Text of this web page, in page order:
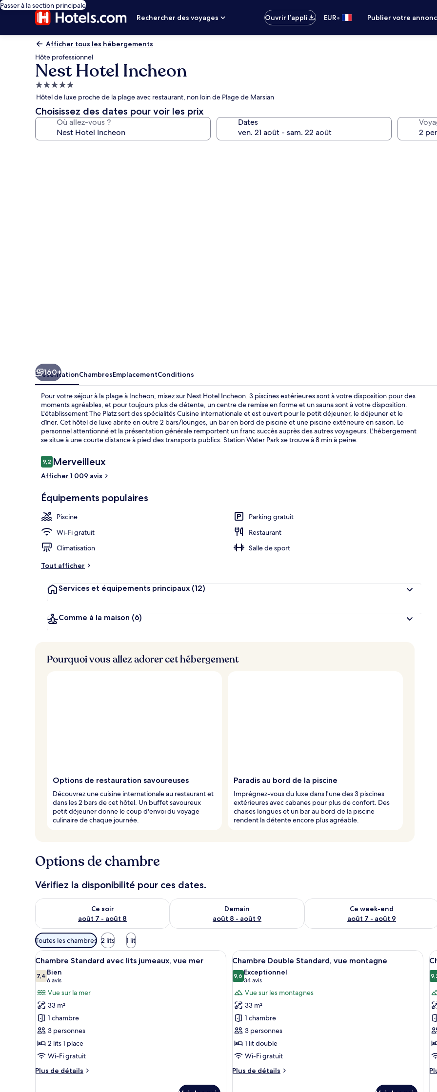
Passer à la section principale
Rechercher des voyages
Ouvrir l’appli EUR• Publier votre
Afficher tous les hébergements
Hôte professionnel
Nest Hotel Incheon
Hébergement
5.0 étoiles
Hôtel de luxe proche de la plage avec restaurant, non loin de Plage de Marsian
Choisissez des dates pour voir les prix
Où allez-vous ? Dates
Extérieur
160+
PrésentationChambresEmplacementConditions
Pour votre séjour à la plage à Incheon, misez sur Nest Hotel Incheon. 3 piscines extérieures sont à votre disposition pour des
moments agréables, et pour toujours plus de détente, un centre de remise en forme et un sauna sont à votre disposition.
L'établissement The Platz sert des spécialités Cuisine internationale et est ouvert pour le petit déjeuner, le déjeuner et le
dîner. Cet hôtel de luxe abrite en outre 2 bars/lounges, un bar en bord de piscine et une piscine extérieure en saison. Le
personnel attentionné et la présentation générale remportent un franc succès auprès des autres voyageurs. L'hébergement
se situe à une courte distance à pied des transports publics. Station Water Park se trouve à 8 min à peine.
Avis
voyageurs
9,29,2 sur 10
Merveilleux
Afficher 1 009 avis
Équipements populaires
Piscine
Parking gratuit
Wi-Fi gratuit
Restaurant
Climatisation
Salle de sport
Tout afficher
Services et équipements principaux (12)
Comme à la maison (6)
Pourquoi vous allez adorer cet hébergement
Options de restauration savoureuses
Découvrez une cuisine internationale au restaurant et
dans les 2 bars de cet hôtel. Un buffet savoureux
petit déjeuner donne le coup d'envoi du voyage
culinaire de chaque journée.
Paradis au bord de la piscine
Imprégnez-vous du luxe dans l'une des 3 piscines
extérieures avec cabanes pour plus de confort. Des
chaises longues et un bar au bord de la piscine
rendent la détente encore plus agréable.
Options de chambre
Vérifiez la disponibilité pour ces dates.
Ce soir
août 7 - août 8
Vérifier la disponibilité pour ce soir août 7 - août 8
Demain
août 8 - août 9
Vérifier la disponibilité pour demain août 8 - août 9
Ce week-end
août 7 - août 9
Vérifier la disponibilité pour ce week-
Filtres
disponibles
pour
les
chambres
Toutes les chambres 2 lits 1 lit
Afficher
toutes
les
photos
pour
ce
type
de
chambre :
Chambre
Standard
Une chambre d’hôtel avec deux lits, une grande fenêtre donnant sur un beau paysage, un téléviseur à
6
Chambre Standard avec lits jumeaux, vue mer
7,47,4 sur 10
Bien
6 avis
(6 avis)
Vue sur la mer
33 m²
1 chambre
3 personnes
2 lits 1 place
Wi-Fi gratuit
Plus de détails
Plus
Afficher
toutes
les
photos
pour
ce
type
de
chambre :
Chambre
Double
Une chambre d’hôtel moderne
7
Chambre Double Standard, vue montagne
9,69,6 sur 10
Exceptionnel
34 avis
(34 avis)
Vue sur les montagnes
33 m²
1 chambre
3 personnes
1 lit double
Wi-Fi gratuit
Plus de détails
Plus